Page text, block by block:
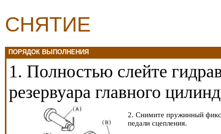
СНЯТИЕ
ПОРЯДОК ВЫПОЛНЕНИЯ
1. Полностью слейте
резервуара главного
2. Снимите пружинный
педали сцепления.